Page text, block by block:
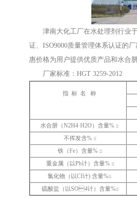
津南大化工厂在水处理剂行业
证、ISO9000质量管理体系认证的
惠价格为用户提供优质产品和水合
厂家标准：HGT 3259-2012
指 标 名 称
水合肼（N2H4·H2O）含量% ≥
不挥发含% ≤
铁（Fe）含量% ≤
重金属（以Pb计）含量% ≤
氯化物（以CI计) 含量%≤
硫酸盐（以SO4计）含量%≤